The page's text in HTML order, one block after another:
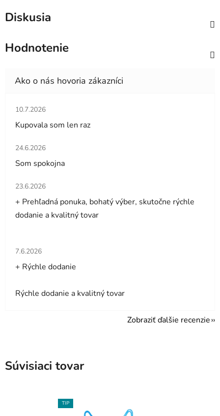
Diskusia
Hodnotenie
Hodnotenie obchodu je 5 z 5 hviezdičiek.
10.7.2026
Kupovala som len raz
Hodnotenie obchodu je 5 z 5 hviezdičiek.
24.6.2026
Som spokojna
Hodnotenie obchodu je 5 z 5 hviezdičiek.
23.6.2026
+ Prehľadná ponuka, bohatý výber, skutočne rýchle
dodanie a kvalitný tovar
Hodnotenie obchodu je 5 z 5 hviezdičiek.
7.6.2026
+ Rýchle dodanie
Rýchle dodanie a kvalitný tovar
Zobraziť ďalšie recenzie
Súvisiaci tovar
TIP